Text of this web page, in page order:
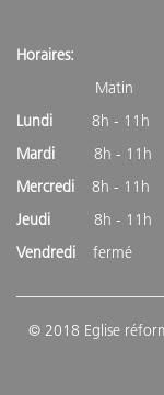
Horaires:
Matin
Lundi
8h - 11h
Mardi
8h - 11h
Mercredi
8h -
Jeudi
8h - 11h
Vendredi fermé
© 2018 Eglise